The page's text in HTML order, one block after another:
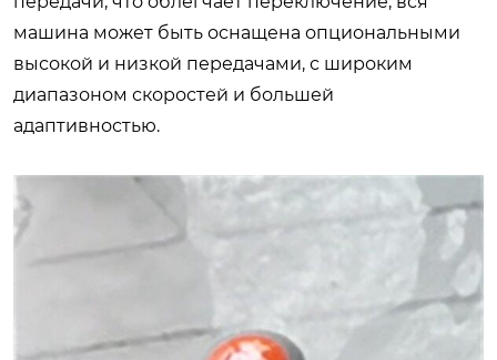
машина может быть оснащена опциональными
высокой и низкой передачами, с широким
диапазоном скоростей и большей
адаптивностью.